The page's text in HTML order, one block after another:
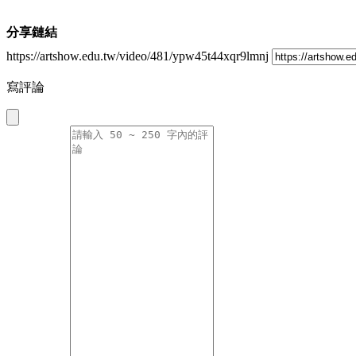
分享鏈結
https://artshow.edu.tw/video/481/ypw45t44xqr9lmnj
寫評論